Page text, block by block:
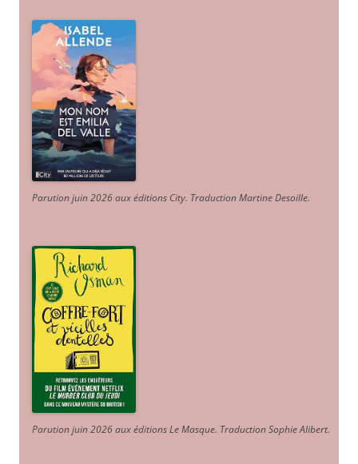
Parution juin 2026 aux éditions City. Traduction Martine Desoille.
Parution juin 2026 aux éditions Le Masque. Traduction Sophie Alibert.